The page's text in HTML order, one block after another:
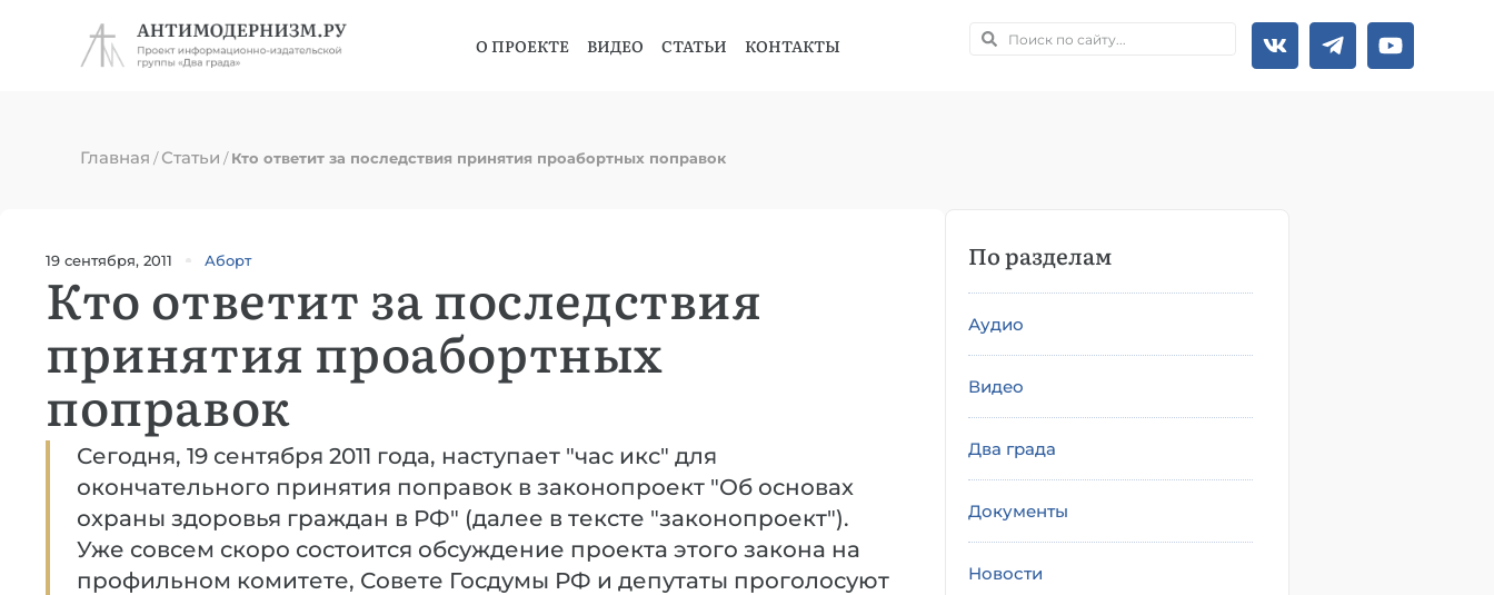
О ПРОЕКТЕ ВИДЕО СТАТЬИ КОНТАКТЫ
Главная /Статьи /Кто ответит за последствия принятия проабортных поправок
19 сентября, 2011 Аборт
Кто ответит за последствия
принятия проабортных
поправок
Сегодня, 19 сентября 2011 года, наступает "час икс" для
окончательного принятия поправок в законопроект "Об основах
охраны здоровья граждан в РФ" (далее в тексте "законопроект").
Уже совсем скоро состоится обсуждение проекта этого закона на
профильном комитете, Совете Госдумы РФ и депутаты проголосуют
По разделам
Аудио
Видео
Два града
Документы
Новости